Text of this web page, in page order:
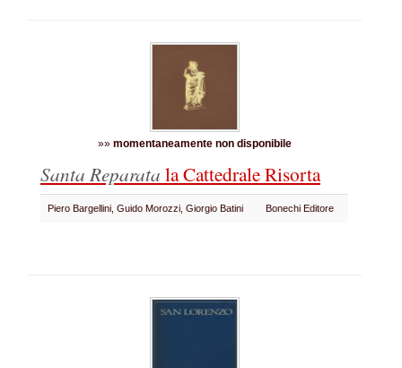
»» momentaneamente non disponibile
Santa Reparata la Cattedrale Risorta
Piero Bargellini, Guido Morozzi, Giorgio Batini Bonechi Editore